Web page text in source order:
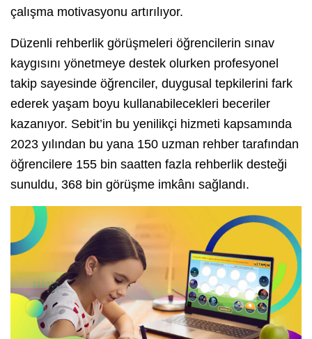
çalışma motivasyonu artırılıyor.
Düzenli rehberlik görüşmeleri öğrencilerin sınav
kaygısını yönetmeye destek olurken profesyonel
takip sayesinde öğrenciler, duygusal tepkilerini fark
ederek yaşam boyu kullanabilecekleri beceriler
kazanıyor. Sebit’in bu yenilikçi hizmeti kapsamında
2023 yılından bu yana 150 uzman rehber tarafından
öğrencilere 155 bin saatten fazla rehberlik desteği
sunuldu, 368 bin görüşme imkânı sağlandı.